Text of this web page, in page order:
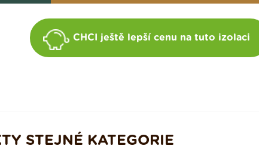
CHCI ještě lepší cenu na tuto izolaci
STEJNÉ KATEGORIE